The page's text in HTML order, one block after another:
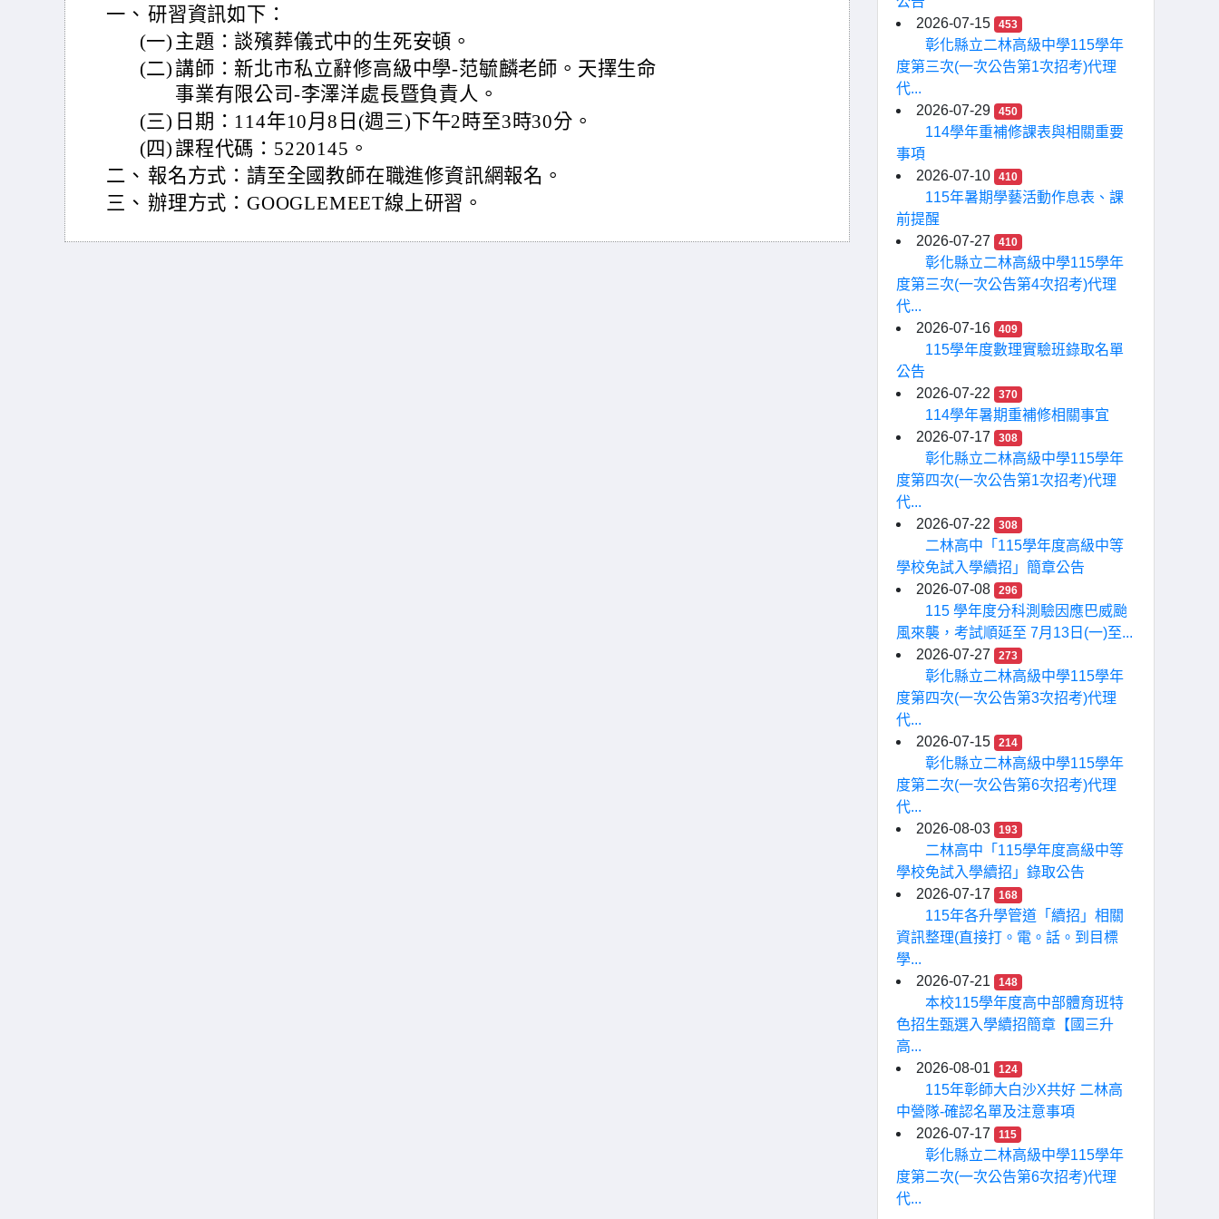
一、 研習資訊如下：
(一) 主題：談殯葬儀式中的生死安頓。
(二)講師：新北市私立辭修高級中學-范毓麟老師。天擇生命
事業有限公司-李澤洋處長暨負責人。
(三) 日期：114年10月8日(週三)下午2時至3時30分。
(四)課程代碼：5220145。
二、 報名方式：請至全國教師在職進修資訊網報名。
三、 辦理方式：GOOGLEMEET線上研習。
2026-07-15
453
彰化縣立二林高級中學115學年
度第三次(一次公告第1次招考)代理
代...
2026-07-29
450
114學年重補修課表與相關重要
事項
2026-07-10
410
115年暑期學藝活動作息表、課
前提醒
2026-07-27
410
彰化縣立二林高級中學115學年
度第三次(一次公告第4次招考)代理
代...
2026-07-16
409
115學年度數理實驗班錄取名單
公告
2026-07-22
370
114學年暑期重補修相關事宜
2026-07-17
308
彰化縣立二林高級中學115學年
度第四次(一次公告第1次招考)代理
代...
2026-07-22
308
二林高中「115學年度高級中等
學校免試入學續招」簡章公告
2026-07-08
296
115 學年度分科測驗因應巴威颱
風來襲，考試順延至 7月13日(一)至...
2026-07-27
273
彰化縣立二林高級中學115學年
度第四次(一次公告第3次招考)代理
代...
2026-07-15
214
彰化縣立二林高級中學115學年
度第二次(一次公告第6次招考)代理
代...
2026-08-03
193
二林高中「115學年度高級中等
學校免試入學續招」錄取公告
2026-07-17
168
115年各升學管道「續招」相關
資訊整理(直接打。電。話。到目標
學...
2026-07-21
148
本校115學年度高中部體育班特
色招生甄選入學續招簡章【國三升
高...
2026-08-01
124
115年彰師大白沙X共好 二林高
中營隊-確認名單及注意事項
2026-07-17
115
彰化縣立二林高級中學115學年
度第二次(一次公告第6次招考)代理
代...